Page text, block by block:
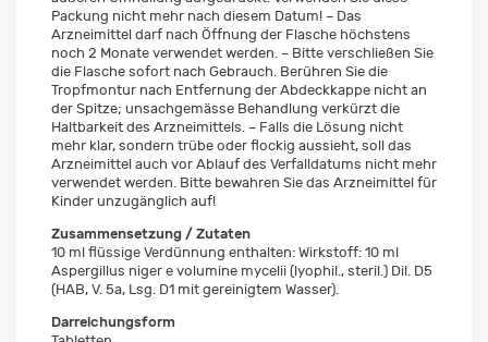
Packung nicht mehr nach diesem Datum! – Das
Arzneimittel darf nach Öffnung der Flasche höchstens
noch 2 Monate verwendet werden. – Bitte verschließen Sie
die Flasche sofort nach Gebrauch. Berühren Sie die
Tropfmontur nach Entfernung der Abdeckkappe nicht an
der Spitze; unsachgemässe Behandlung verkürzt die
Haltbarkeit des Arzneimittels. – Falls die Lösung nicht
mehr klar, sondern trübe oder flockig aussieht, soll das
Arzneimittel auch vor Ablauf des Verfalldatums nicht mehr
verwendet werden. Bitte bewahren Sie das Arzneimittel für
Kinder unzugänglich auf!
Zusammensetzung / Zutaten
10 ml flüssige Verdünnung enthalten: Wirkstoff: 10 ml
Aspergillus niger e volumine mycelii (lyophil., steril.) Dil. D5
(HAB, V. 5a, Lsg. D1 mit gereinigtem Wasser).
Darreichungsform